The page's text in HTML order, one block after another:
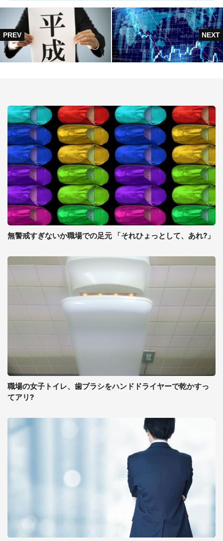
無警戒すぎないか職場での足元 「それひょっとして、あれ?」
職場の女子トイレ、歯ブラシをハンドドライヤーで乾かすっ
てアリ?